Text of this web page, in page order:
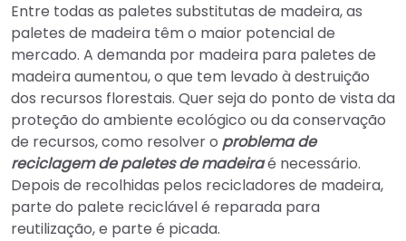
Entre todas as paletes substitutas de madeira, as
paletes de madeira têm o maior potencial de
mercado. A demanda por madeira para paletes de
madeira aumentou, o que tem levado à destruição
dos recursos florestais. Quer seja do ponto de vista da
proteção do ambiente ecológico ou da conservação
de recursos, como resolver o problema de
reciclagem de paletes de madeiraé necessário.
Depois de recolhidas pelos recicladores de madeira,
parte do palete reciclável é reparada para
reutilização, e parte é picada.